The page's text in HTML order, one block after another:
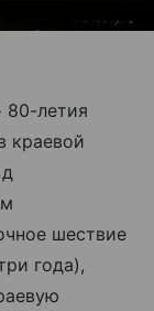
80-летия
краевой
шествие
года),